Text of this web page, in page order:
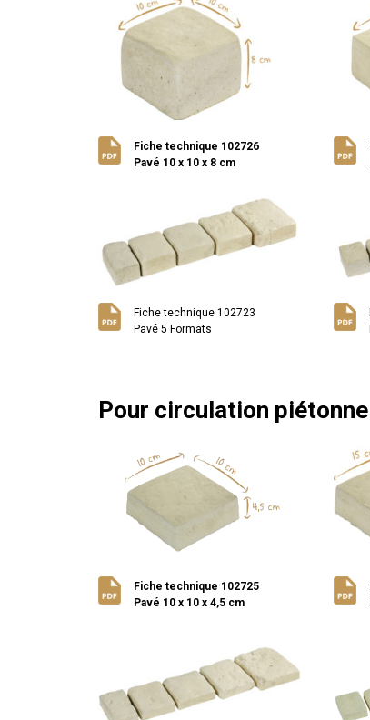
Fiche technique 102726
Pavé 10 x 10 x 8 cm
Fiche technique 102723
Pavé 5 Formats
Pour circulation piétonne
Fiche technique 102725
Pavé 10 x 10 x 4,5 cm